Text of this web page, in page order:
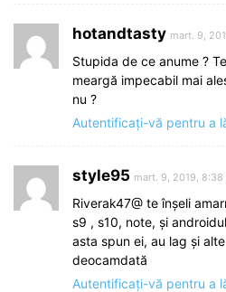
hotandtasty mart. 9,
Stupida de ce anume ?
meargă impecabil mai
nu ?
Autentificați-vă pentru a
style95 mart. 9, 2019,
Riverak47@ te înșeli
s9 , s10, note, și
asta spun ei, au lag și
deocamdată
Autentificați-vă pentru a